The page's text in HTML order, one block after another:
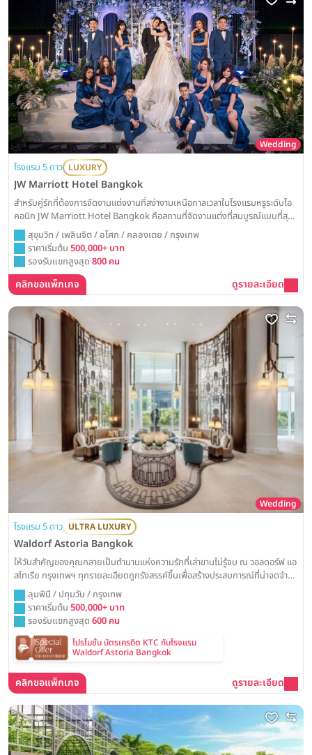
Wedding
โรงแรม 5 ดาว LUXURY
JW Marriott Hotel Bangkok
สำหรับคู่รักที่ต้องการจัดงานแต่งงานที่สง่างามเหนือกาลเวลาในโรงแรมหรูระดับไอ
คอนิก JW Marriott Hotel Bangkok คือสถานที่จัดงานแต่งที่สมบูรณ์แบบที่สุด
ด้วยชื่อเสียงด้านบริการที่เป็นเลิศและห้องแกรนด์บอลรูมสุดคลาสสิก พร้อมมอบ
ประสบการณ์วันวิวาห์อันน่าประทับใจและตราตรึงในความทรงจำตลอดไป
สุขุมวิท / เพลินจิต / อโศก / คลองเตย / กรุงเทพ
ราคาเริ่มต้น 500,000+ บาท
รองรับแขกสูงสุด 800 คน
คลิกขอแพ็กเกจ ดูรายละเอียด
Wedding
โรงแรม 5 ดาว ULTRA LUXURY
Waldorf Astoria Bangkok
ให้วันสำคัญของคุณกลายเป็นตำนานแห่งความรักที่เล่าขานไม่รู้จบ ณ วอลดอร์ฟ แอ
สโทเรีย กรุงเทพฯ ทุกรายละเอียดถูกรังสรรค์ขึ้นเพื่อสร้างประสบการณ์ที่น่าจดจำ
อย่างแท้จริง ท่ามกลางความงดงามของห้องบอลรูมสไตล์อาร์ตเดโคอันเป็น
เอกลักษณ์ พร้อมบริการระดับโลกที่จะเนรมิตงานวิวาห์ของคุณให้เป็นดั่งช่วงเวลา
ต้องมนต์ที่สมบูรณ์แบบที่สุด
ลุมพินี / ปทุมวัน / กรุงเทพ
ราคาเริ่มต้น 500,000+ บาท
รองรับแขกสูงสุด 600 คน
โปรโมชั่น บัตรเครดิต KTC กับโรงแรม
Waldorf Astoria Bangkok
คลิกขอแพ็กเกจ ดูรายละเอียด